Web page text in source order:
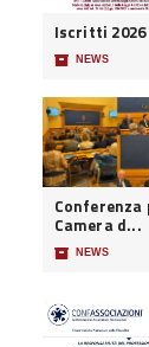
Iscritti 2026
📦 NEWS
Camera d...
📦 NEWS